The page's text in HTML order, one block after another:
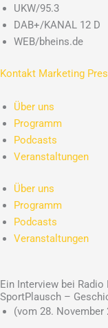
Zum
Inhalt
springen
UKW/95.3
DAB+/KANAL 12 D
WEB/bheins.de
Kontakt Marketing
Über uns
Programm
Podcasts
Veranstaltungen
Über uns
Programm
Podcasts
Veranstaltungen
Ein Interview bei Radio
SportPlausch –
(vom 28. November